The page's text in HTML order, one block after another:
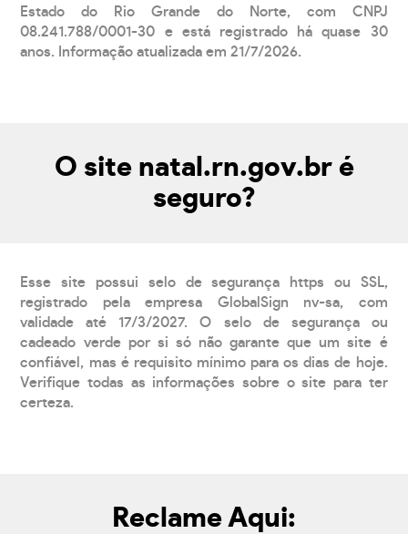
Estado do Rio Grande do Norte, com CNPJ
08.241.788/0001-30 e está registrado há quase 30
anos. Informação atualizada em 21/7/2026.
O site natal.rn.gov.br é
seguro?
Esse site possui selo de segurança https ou SSL,
registrado pela empresa GlobalSign nv-sa, com
validade até 17/3/2027. O selo de segurança ou
cadeado verde por si só não garante que um site é
confiável, mas é requisito mínimo para os dias de hoje.
Verifique todas as informações sobre o site para ter
certeza.
Reclame Aqui: